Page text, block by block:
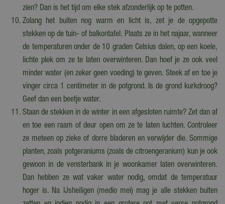
zien? Dan is het tijd om elke stek afzonderlijk op te potten.
Zolang het buiten nog warm en licht is, zet je de opgepotte
stekken op de tuin- of balkontafel. Plaats ze in het najaar, wanneer
de temperaturen onder de 10 graden Celsius dalen, op een koele,
lichte plek om ze te laten overwinteren. Dan hoef je ze ook veel
minder water (en zeker geen voeding) te geven. Steek af en toe je
vinger circa 1 centimeter in de potgrond. Is de grond kurkdroog?
Geef dan een beetje water.
Staan de stekken in de winter in een afgesloten ruimte? Zet dan af
en toe een raam of deur open om ze te laten luchten. Controleer
ze meteen op zieke of dorre bladeren en verwijder die. Sommige
planten, zoals potgeraniums (zoals de citroengeranium) kun je ook
gewoon in de vensterbank in je woonkamer laten overwinteren.
Dan hebben ze wat vaker water nodig, omdat de temperatuur
hoger is. Na IJsheiligen (medio mei) mag je alle stekken buiten